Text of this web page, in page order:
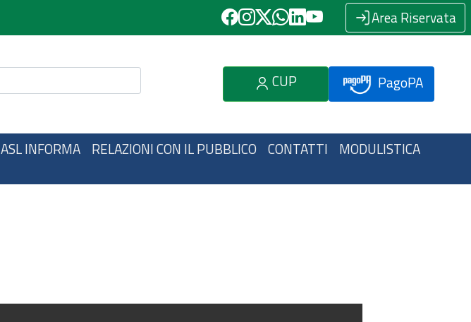
Area Riservata
CUP PagoPA
ASL INFORMA RELAZIONI CON IL PUBBLICO CONTATTI MODULISTICA